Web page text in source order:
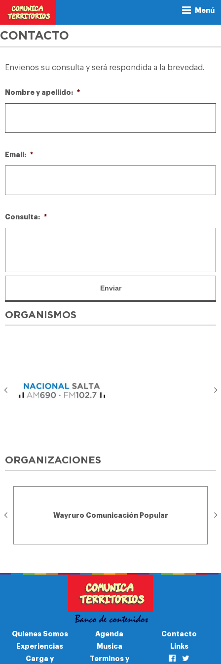
Menú
CONTACTO
Envienos su consulta y será respondida a la brevedad.
Nombre y apellido: *
Email: *
Consulta: *
ORGANISMOS
ORGANIZACIONES
Wayruro Comunicación Popular
Quienes Somos
Experiencias
Carga y
Agenda
Musica
Terminos y
Contacto
Links